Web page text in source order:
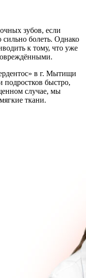
зубов, если
болеть. Однако
к тому, что уже
в г. Мытищи
быстро,
случае, мы
ткани.